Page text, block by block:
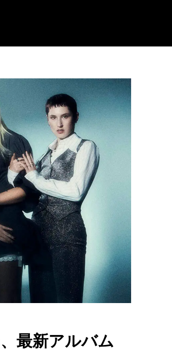
最新アルバム